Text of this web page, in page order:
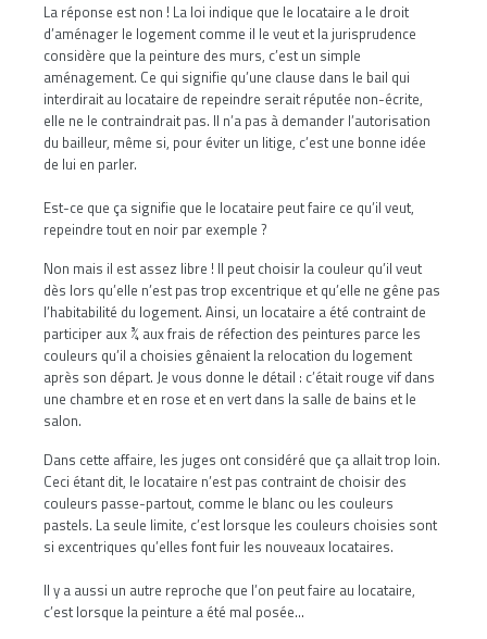
La réponse est non ! La loi indique que le locataire a le droit
d’aménager le logement comme il le veut et la jurisprudence
considère que la peinture des murs, c’est un simple
aménagement. Ce qui signifie qu’une clause dans le bail qui
interdirait au locataire de repeindre serait réputée non-écrite,
elle ne le contraindrait pas. Il n’a pas à demander l’autorisation
du bailleur, même si, pour éviter un litige, c’est une bonne idée
de lui en parler.
Est-ce que ça signifie que le locataire peut faire ce qu’il veut,
repeindre tout en noir par exemple ?
Non mais il est assez libre ! Il peut choisir la couleur qu’il veut
dès lors qu’elle n’est pas trop excentrique et qu’elle ne gêne pas
l’habitabilité du logement. Ainsi, un locataire a été contraint de
participer aux ¾ aux frais de réfection des peintures parce les
couleurs qu’il a choisies gênaient la relocation du logement
après son départ. Je vous donne le détail : c’était rouge vif dans
une chambre et en rose et en vert dans la salle de bains et le
salon.
Dans cette affaire, les juges ont considéré que ça allait trop loin.
Ceci étant dit, le locataire n’est pas contraint de choisir des
couleurs passe-partout, comme le blanc ou les couleurs
pastels. La seule limite, c’est lorsque les couleurs choisies sont
si excentriques qu’elles font fuir les nouveaux locataires.
Il y a aussi un autre reproche que l’on peut faire au locataire,
c’est lorsque la peinture a été mal posée...